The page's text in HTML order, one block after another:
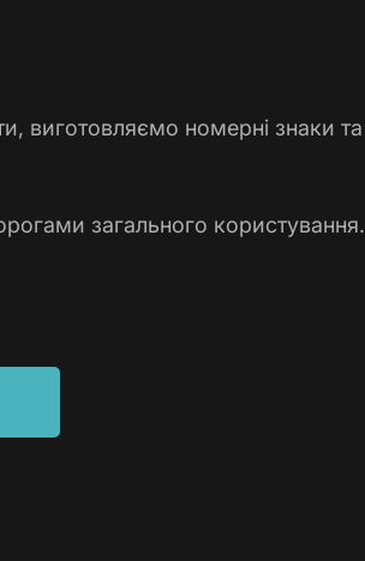
виготовляємо номерні знаки та
загального користування.